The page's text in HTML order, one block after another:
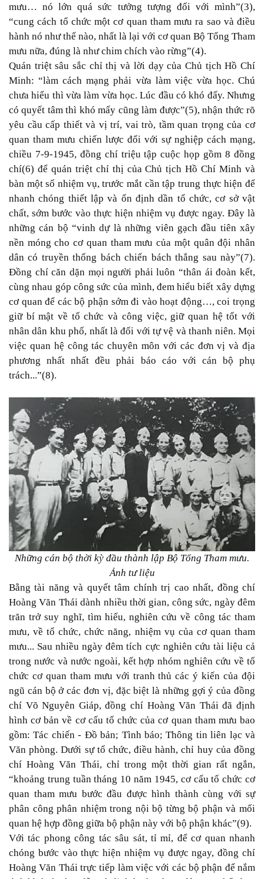
mưu… nó lớn quá sức tưởng tượng đối với mình”(3),
“cung cách tổ chức một cơ quan tham mưu ra sao và điều
hành nó như thế nào, nhất là lại với cơ quan Bộ Tổng Tham
mưu nữa, đúng là như chim chích vào rừng”(4).
Quán triệt sâu sắc chỉ thị và lời dạy của Chủ tịch Hồ Chí
Minh: “làm cách mạng phải vừa làm việc vừa học. Chú
chưa hiểu thì vừa làm vừa học. Lúc đầu có khó đấy. Nhưng
có quyết tâm thì khó mấy cũng làm được”(5), nhận thức rõ
yêu cầu cấp thiết và vị trí, vai trò, tầm quan trọng của cơ
quan tham mưu chiến lược đối với sự nghiệp cách mạng,
chiều 7-9-1945, đồng chí triệu tập cuộc họp gồm 8 đồng
chí(6) để quán triệt chỉ thị của Chủ tịch Hồ Chí Minh và
bàn một số nhiệm vụ, trước mắt cần tập trung thực hiện để
nhanh chóng thiết lập và ổn định dần tổ chức, cơ sở vật
chất, sớm bước vào thực hiện nhiệm vụ được ngay. Đây là
những cán bộ “vinh dự là những viên gạch đầu tiên xây
nền móng cho cơ quan tham mưu của một quân đội nhân
dân có truyền thống bách chiến bách thắng sau này”(7).
Đồng chí căn dặn mọi người phải luôn “thân ái đoàn kết,
cùng nhau góp công sức của mình, đem hiểu biết xây dựng
cơ quan để các bộ phận sớm đi vào hoạt động…, coi trọng
giữ bí mật về tổ chức và công việc, giữ quan hệ tốt với
nhân dân khu phố, nhất là đối với tự vệ và thanh niên. Mọi
việc quan hệ công tác chuyên môn với các đơn vị và địa
phương nhất nhất đều phải báo cáo với cán bộ phụ
trách...”(8).
Những cán bộ thời kỳ đầu thành lập Bộ Tổng Tham mưu.
Ảnh tư liệu
Bằng tài năng và quyết tâm chính trị cao nhất, đồng chí
Hoàng Văn Thái dành nhiều thời gian, công sức, ngày đêm
trăn trở suy nghĩ, tìm hiểu, nghiên cứu về công tác tham
mưu, về tổ chức, chức năng, nhiệm vụ của cơ quan tham
mưu... Sau nhiều ngày đêm tích cực nghiên cứu tài liệu cả
trong nước và nước ngoài, kết hợp nhóm nghiên cứu về tổ
chức cơ quan tham mưu với tranh thủ các ý kiến của đội
ngũ cán bộ ở các đơn vị, đặc biệt là những gợi ý của đồng
chí Võ Nguyên Giáp, đồng chí Hoàng Văn Thái đã định
hình cơ bản về cơ cấu tổ chức của cơ quan tham mưu bao
gồm: Tác chiến - Đồ bản; Tình báo; Thông tin liên lạc và
Văn phòng. Dưới sự tổ chức, điều hành, chỉ huy của đồng
chí Hoàng Văn Thái, chỉ trong một thời gian rất ngắn,
“khoảng trung tuần tháng 10 năm 1945, cơ cấu tổ chức cơ
quan tham mưu bước đầu được hình thành cùng với sự
phân công phân nhiệm trong nội bộ từng bộ phận và mối
quan hệ hợp đồng giữa bộ phận này với bộ phận khác”(9).
Với tác phong công tác sâu sát, tỉ mỉ, để cơ quan nhanh
chóng bước vào thực hiện nhiệm vụ được ngay, đồng chí
Hoàng Văn Thái trực tiếp làm việc với các bộ phận để nắm